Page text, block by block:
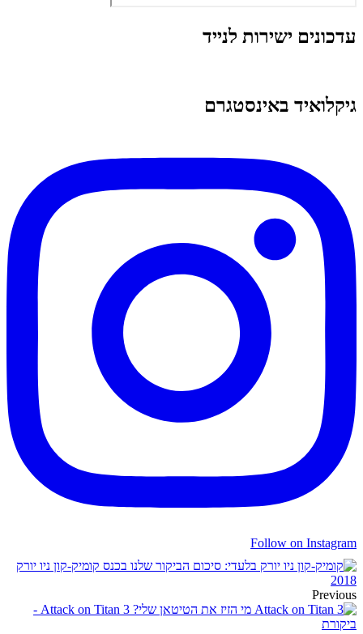
עדכונים ישירות לנייד
גיקלואיד באינסטגרם
Follow on Instagram
בלעדי: סיכום הביקור שלנו בכנס קומיק-קון ניו יורק
2018
Previous
מי הזיז את הטיטאן שלי? Attack on Titan 3 -
ביקורת